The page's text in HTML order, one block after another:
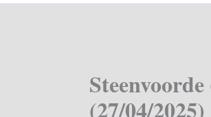
(27/04/2025)